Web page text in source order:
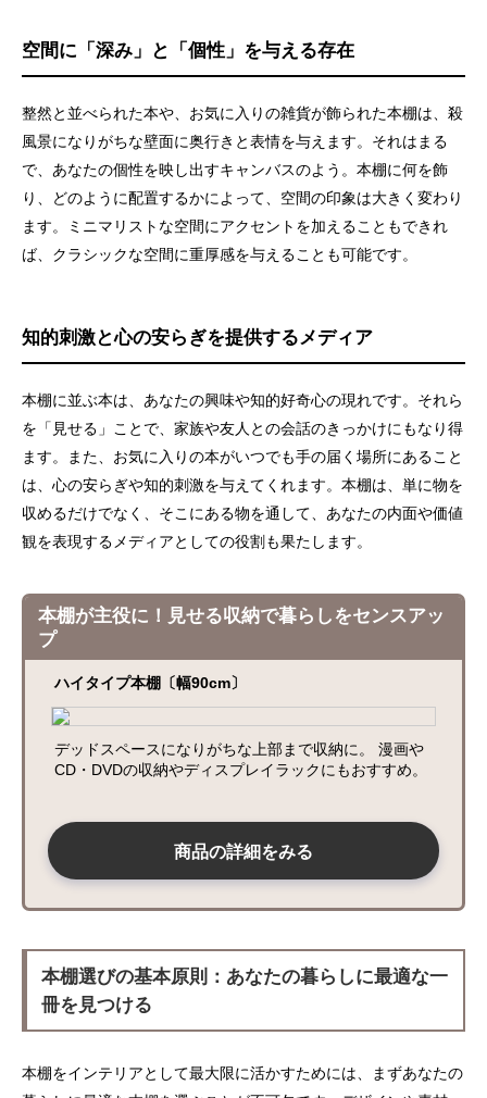
空間に「深み」と「個性」を与える存在
整然と並べられた本や、お気に入りの雑貨が飾られた本棚は、殺
風景になりがちな壁面に奥行きと表情を与えます。それはまる
で、あなたの個性を映し出すキャンバスのよう。本棚に何を飾
り、どのように配置するかによって、空間の印象は大きく変わり
ます。ミニマリストな空間にアクセントを加えることもできれ
ば、クラシックな空間に重厚感を与えることも可能です。
知的刺激と心の安らぎを提供するメディア
本棚に並ぶ本は、あなたの興味や知的好奇心の現れです。それら
を「見せる」ことで、家族や友人との会話のきっかけにもなり得
ます。また、お気に入りの本がいつでも手の届く場所にあること
は、心の安らぎや知的刺激を与えてくれます。本棚は、単に物を
収めるだけでなく、そこにある物を通して、あなたの内面や価値
観を表現するメディアとしての役割も果たします。
本棚が主役に！見せる収納で暮らしをセンスアッ
プ
ハイタイプ本棚〔幅90cm〕
デッドスペースになりがちな上部まで収納に。 漫画や
CD・DVDの収納やディスプレイラックにもおすすめ。
商品の詳細をみる
本棚選びの基本原則：あなたの暮らしに最適な一
冊を見つける
本棚をインテリアとして最大限に活かすためには、まずあなたの